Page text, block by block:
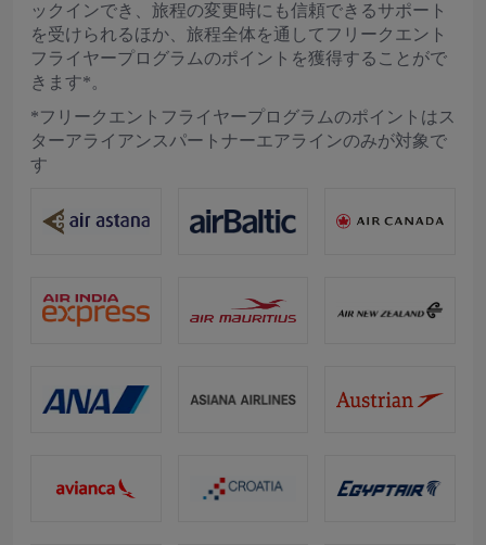
ックインでき、旅程の変更時にも信頼できるサポート
を受けられるほか、旅程全体を通してフリークエント
フライヤープログラムのポイントを獲得することがで
きます*。
*フリークエントフライヤープログラムのポイントはス
ターアライアンスパートナーエアラインのみが対象で
す